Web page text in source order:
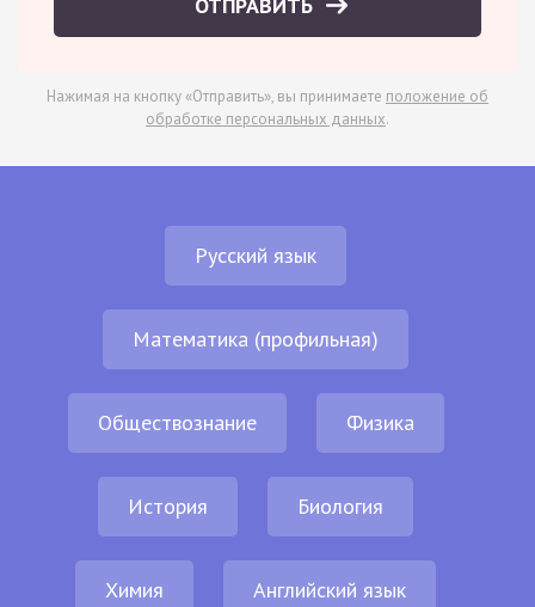
Нажимая на кнопку «Отправить», вы принимаете положение об
обработке персональных данных.
Русский язык
Математика (профильная)
Обществознание Физика
История Биология
Химия Английский язык